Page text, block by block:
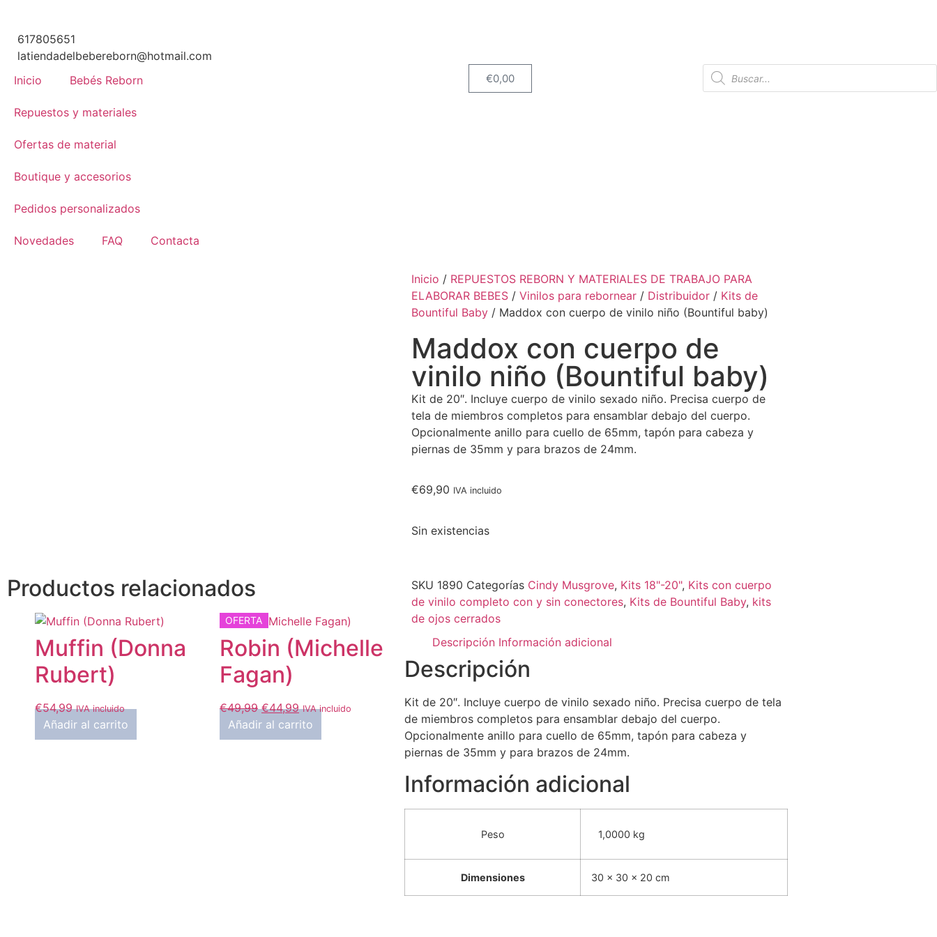
617805651
latiendadelbebereborn@hotmail.com
Inicio
Bebés Reborn
Repuestos y materiales
Ofertas de material
Boutique y accesorios
Pedidos personalizados
Novedades FAQ Contacta
€0,00
Inicio / REPUESTOS REBORN Y MATERIALES DE TRABAJO PARA
ELABORAR BEBES / Vinilos para rebornear / Distribuidor / Kits de
Bountiful Baby / Maddox con cuerpo de vinilo niño (Bountiful baby)
Maddox con cuerpo de
vinilo niño (Bountiful baby)
Kit de 20″. Incluye cuerpo de vinilo sexado niño. Precisa cuerpo de
tela de miembros completos para ensamblar debajo del cuerpo.
Opcionalmente anillo para cuello de 65mm, tapón para cabeza y
piernas de 35mm y para brazos de 24mm.
€69,90 IVA incluido
Sin existencias
Productos relacionados
Muffin (Donna
Rubert)
€54,99 IVA incluido
Añadir al carrito
OFERTA
Robin (Michelle
Fagan)
€49,99 €44,99 IVA incluido
Añadir al carrito
SKU 1890 Categorías Cindy Musgrove, Kits 18"-20", Kits con cuerpo
de vinilo completo con y sin conectores, Kits de Bountiful Baby, kits
de ojos cerrados
Descripción Información adicional
Descripción
Kit de 20″. Incluye cuerpo de vinilo sexado niño. Precisa cuerpo de tela
de miembros completos para ensamblar debajo del cuerpo.
Opcionalmente anillo para cuello de 65mm, tapón para cabeza y
piernas de 35mm y para brazos de 24mm.
Información adicional
Peso 1,0000 kg
Dimensiones 30 × 30 × 20 cm